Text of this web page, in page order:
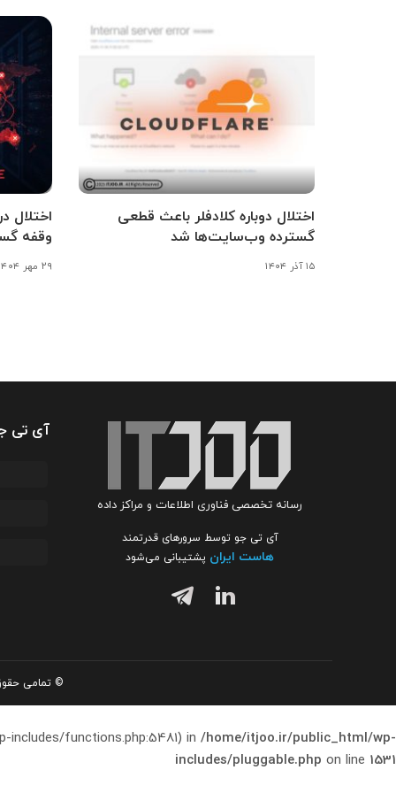
اختلال دوباره کلادفلر باعث قطعی
گسترده وب‌سایت‌ها شد
۱۵ آذر ۱۴۰۴
اختلال
وقفه
۲۹ مهر ۱۴۰۴
رسانه تخصصی فناوری اطلاعات و مراکز داده
آی تی جو توسط سرورهای قدرتمند
هاست ایران پشتیبانی می‌شود
آی تی
© تمامی
functions.php:5481) in /home/itjoo.ir/public_html/wp-
includes/pluggable.php on line 1531